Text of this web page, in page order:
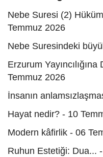
Nebe Suresi (2) Hüküm Günü: Adaletin Tecellisi - 31
Temmuz 2026
Nebe Suresindeki
Erzurum
Temmuz 2026
İnsanın
Hayat nedir? - 10
Modern kâfirlik - 06
Ruhun Estetiği: Dua...